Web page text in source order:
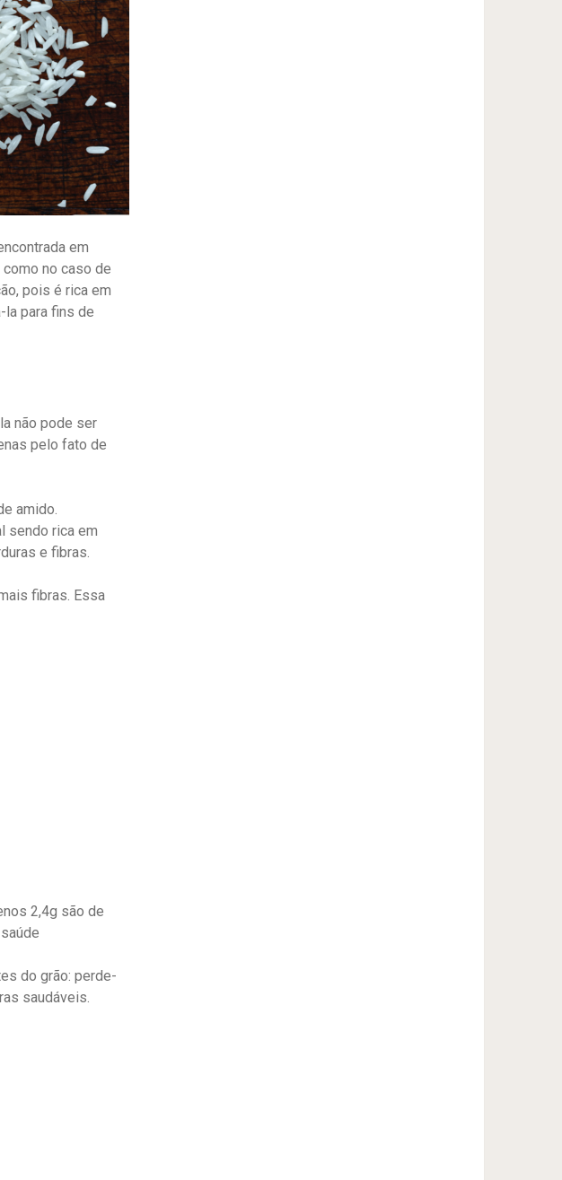
em
no caso de
pois é rica em
la para fins de
não pode ser
pelo fato de
amido.
sendo rica em
e fibras.
fibras. Essa
2,4g são de
do grão: perde-
saudáveis.